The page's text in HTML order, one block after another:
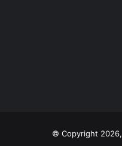
© Copyright